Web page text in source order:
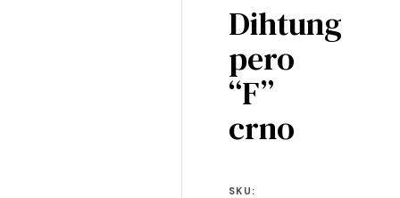
Dihtung
pero
“F”
crno
SKU: